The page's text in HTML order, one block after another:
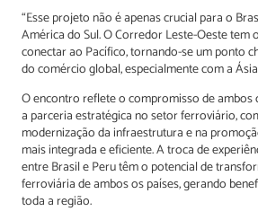
“Esse projeto não é apenas crucial para o
América do Sul. O Corredor Leste-Oeste tem
conectar ao Pacífico, tornando-se um ponto
do comércio global, especialmente com a
O encontro reflete o compromisso de ambos
a parceria estratégica no setor ferroviário,
modernização da infraestrutura e na
mais integrada e eficiente. A troca de
entre Brasil e Peru têm o potencial de
ferroviária de ambos os países, gerando
toda a região.